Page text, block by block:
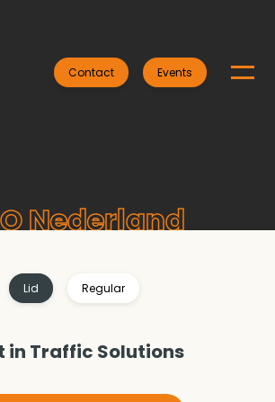
Contact Events
Nederland
Lid Regular
in Traffic Solutions